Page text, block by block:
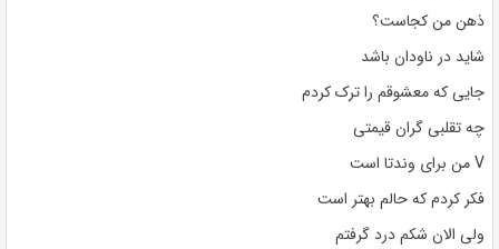
ذهن من کجاست؟
شاید در ناودان باشد
جایی که معشوقم را ترک کردم
چه تقلبی گران قیمتی
V من برای وندتا است
فکر کردم که حالم بهتر است
ولی الان شکم درد گرفتم